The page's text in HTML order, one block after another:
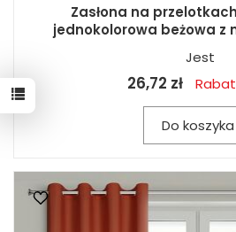
Zasłona na przelotkach
jednokolorowa beżowa z
Jest
26,72 zł
Do koszyka